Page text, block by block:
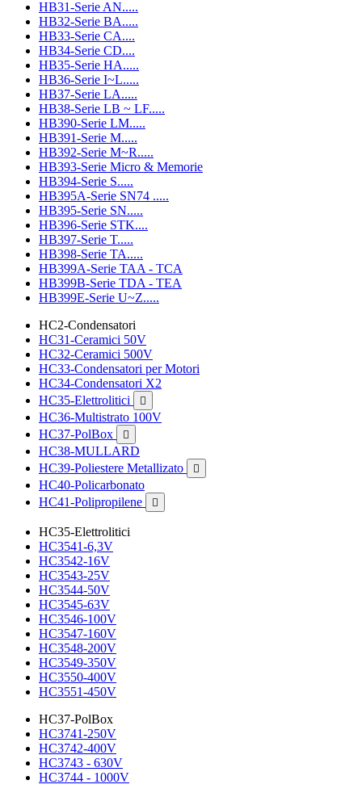
HB31-Serie AN.....
HB32-Serie BA.....
HB33-Serie CA....
HB34-Serie CD....
HB35-Serie HA.....
HB36-Serie I~L.....
HB37-Serie LA.....
HB38-Serie LB ~ LF.....
HB390-Serie LM.....
HB391-Serie M.....
HB392-Serie M~R.....
HB393-Serie Micro & Memorie
HB394-Serie S.....
HB395A-Serie SN74 .....
HB395-Serie SN.....
HB396-Serie STK....
HB397-Serie T.....
HB398-Serie TA.....
HB399A-Serie TAA - TCA
HB399B-Serie TDA - TEA
HB399E-Serie U~Z.....
HC2-Condensatori
HC31-Ceramici 50V
HC32-Ceramici 500V
HC33-Condensatori per Motori
HC34-Condensatori X2
HC35-Elettrolitici

HC36-Multistrato 100V
HC37-PolBox

HC38-MULLARD
HC39-Poliestere Metallizato

HC40-Policarbonato
HC41-Polipropilene

HC35-Elettrolitici
HC3541-6,3V
HC3542-16V
HC3543-25V
HC3544-50V
HC3545-63V
HC3546-100V
HC3547-160V
HC3548-200V
HC3549-350V
HC3550-400V
HC3551-450V
HC37-PolBox
HC3741-250V
HC3742-400V
HC3743 - 630V
HC3744 - 1000V